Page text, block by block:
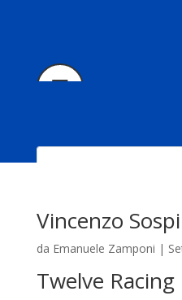
Vincenzo
da Emanuele Zamponi |
Twelve Racing